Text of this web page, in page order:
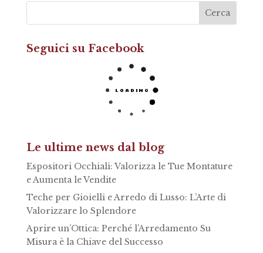
Seguici su Facebook
Le ultime news dal blog
Espositori Occhiali: Valorizza le Tue Montature
e Aumenta le Vendite
Teche per Gioielli e Arredo di Lusso: L’Arte di
Valorizzare lo Splendore
Aprire un’Ottica: Perché l’Arredamento Su
Misura è la Chiave del Successo